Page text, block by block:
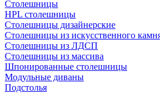
Столешницы
HPL столешницы
Столешницы дизайнерские
Столешницы из искусственного
Столешницы из ЛДСП
Столешницы из массива
Шпонированные столешницы
Модульные диваны
Подстолья